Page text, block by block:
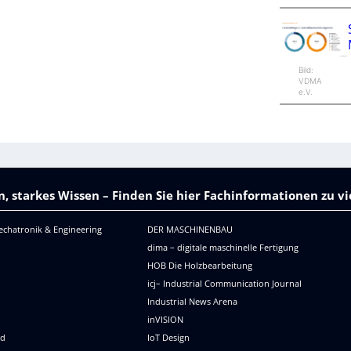
Bild:
VDMA
e.V.
starkes Wissen – Finden Sie hier Fachinformationen zu
& Engineering
DER MASCHINENBAU
dima – digitale maschinelle Fertigung
HOB Die Holzbearbeitung
icj– Industrial Communication Journal
Industrial News Arena
inVISION
IoT Design